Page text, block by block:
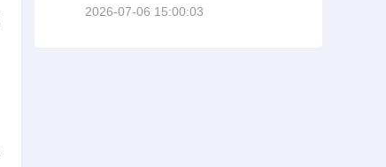
2026-07-06 15:00:03